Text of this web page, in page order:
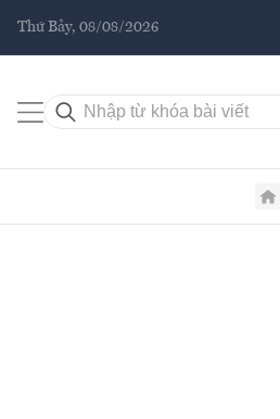
Thứ Bảy, 08/08/2026